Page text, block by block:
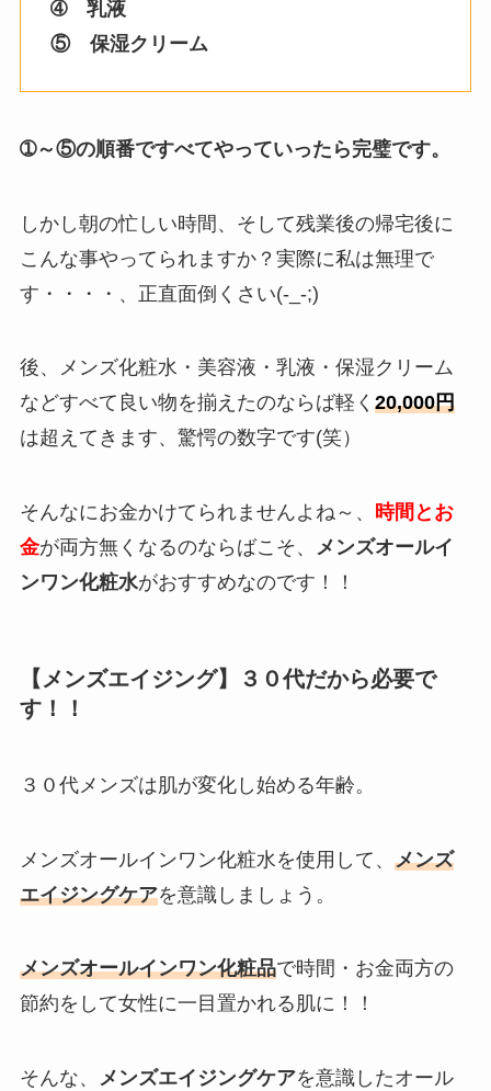
➃ 乳液
⑤ 保湿クリーム
➀～⑤の順番ですべてやっていったら完璧です。
しかし朝の忙しい時間、そして残業後の帰宅後に
こんな事やってられますか？実際に私は無理で
す・・・・、正直面倒くさい(-_-;)
後、メンズ化粧水・美容液・乳液・保湿クリーム
などすべて良い物を揃えたのならば軽く 20,000円
は超えてきます、驚愕の数字です(笑）
そんなにお金かけてられませんよね～、 時間とお
金が両方無くなるのならばこそ、 メンズオールイ
ンワン化粧水がおすすめなのです！！
【メンズエイジング】３０代だから必要で
す！！
３０代メンズは肌が変化し始める年齢。
メンズオールインワン化粧水を使用して、 メンズ
エイジングケアを意識しましょう。
メンズオールインワン化粧品で時間・お金両方の
節約をして女性に一目置かれる肌に！！
そんな、 メンズエイジングケアを意識したオール